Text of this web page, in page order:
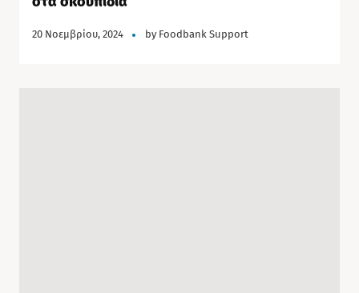
20 Νοεμβρίου, 2024 by Foodbank Support